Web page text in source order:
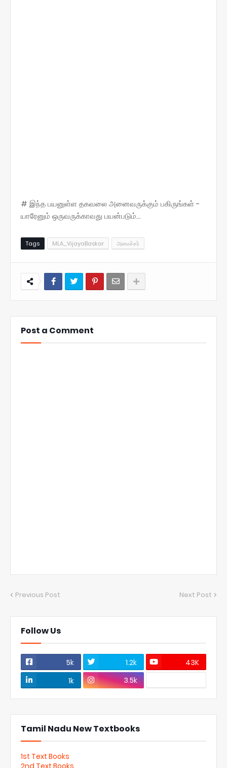
# இந்த பயனுள்ள தகவலை அனைவருக்கும் பகிருங்கள் -
யாரேனும் ஒருவருக்காவது பயன்படும்...
Tags MLA_VijayaBaskar அமைச்சர்
Post a Comment
Previous Post Next Post
Follow Us
5k 1.2k
43K
1k
3.5k
Tamil Nadu New Textbooks
1st Text Books
2nd Text Books